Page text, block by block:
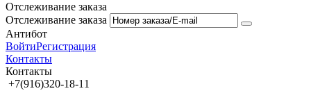
Отслеживание заказа
Отслеживание заказа
Антибот
ВойтиРегистрация
Контакты
Контакты
+7(916)320-18-11